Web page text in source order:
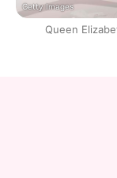
Getty Images
Queen